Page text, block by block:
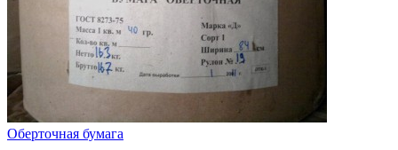
Оберточная бумага